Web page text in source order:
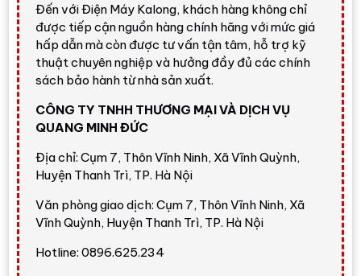
HDR10+ Adaptive, Dolby Vision, Dolby Vision IQ,
Dolby Vision Gaming/HDR10+ Gaming, AI HDR
Enhancer, AI Natural Focus, AI Natural Beauty, tần
số quét 144Hz, VRR, ALLM, Game Deck, âm thanh
VIDAA U9, AirPlay 2, Miracast, Bluetooth 5.3 và
điều khiển giọng nói.
Điểm cần cân nhắc: kích thước 55 inch phù hợp
phòng vừa và phòng ngủ lớn hơn là phòng khách
quá rộng. Nếu bạn muốn màn hình lớn hơn để xem
phim đã hơn, có thể cân nhắc Toshiba 65Z670RP
âm thanh và chuyển động, có thể tham khảo dòng
Đến với Điện Máy Kalong, khách hàng không chỉ
được tiếp cận nguồn hàng chính hãng với mức giá
hấp dẫn mà còn được tư vấn tận tâm, hỗ trợ kỹ
thuật chuyên nghiệp và hưởng đầy đủ các chính
sách bảo hành từ nhà sản xuất.
CÔNG TY TNHH THƯƠNG MẠI VÀ DỊCH VỤ
QUANG MINH ĐỨC
Địa chỉ: Cụm 7, Thôn Vĩnh Ninh, Xã Vĩnh Quỳnh,
Huyện Thanh Trì, TP. Hà Nội
Văn phòng giao dịch: Cụm 7, Thôn Vĩnh Ninh, Xã
Vĩnh Quỳnh, Huyện Thanh Trì, TP. Hà Nội
Hotline: 0896.625.234